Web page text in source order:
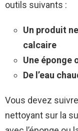
outils suivants :
Un produit
calcaire
Une éponge
De l’eau
Vous devez
nettoyant sur la